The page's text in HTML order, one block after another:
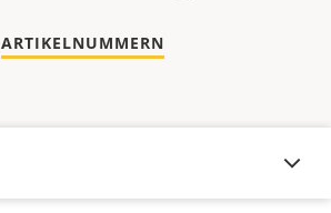
ARTIKELNUMMERN